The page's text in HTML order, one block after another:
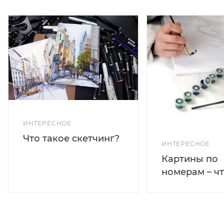
ИНТЕРЕСНОЕ
Что такое скетчинг?
ИНТЕРЕСНОЕ
Картины по
номерам –